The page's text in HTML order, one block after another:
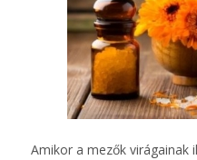
Amikor a mezők virágainak